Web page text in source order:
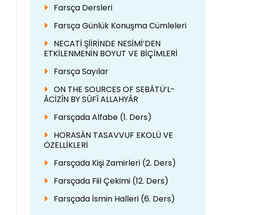
Farsça Dersleri
Farsça Günlük Konuşma Cümleleri
NECATİ ŞİİRİNDE NESİMİ’DEN
ETKİLENMENİN BOYUT VE BİÇİMLERİ
Farsça Sayılar
ON THE SOURCES OF SEBÂTÜ’L-
ÂCİZÎN BY SÛFÎ ALLAHYÂR
Farsçada Alfabe (1. Ders)
HORASÂN TASAVVUF EKOLÜ VE
ÖZELLİKLERİ
Farsçada Kişi Zamirleri (2. Ders)
Farsçada Fiil Çekimi (12. Ders)
Farsçada İsmin Halleri (6. Ders)